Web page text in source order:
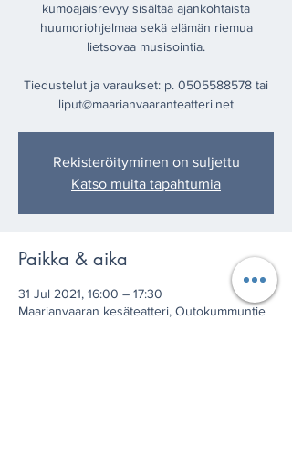
kumoajaisrevyy sisältää ajankohtaista
huumoriohjelmaa sekä elämän riemua
lietsovaa musisointia.
Tiedustelut ja varaukset: p. 0505588578 tai
liput@maarianvaaranteatteri.net
Rekisteröityminen on suljettu
Katso muita tapahtumia
Paikka & aika
31 Jul 2021, 16:00 – 17:30
Maarianvaaran kesäteatteri, Outokummuntie